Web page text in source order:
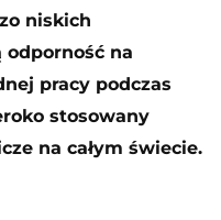
niskich
na
pracy podczas
stosowany
na całym świecie.